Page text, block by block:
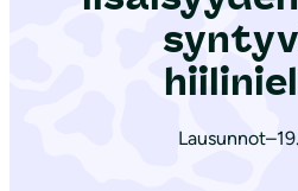
Lausunnot–